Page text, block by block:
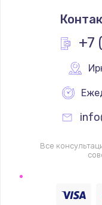
+7
Все